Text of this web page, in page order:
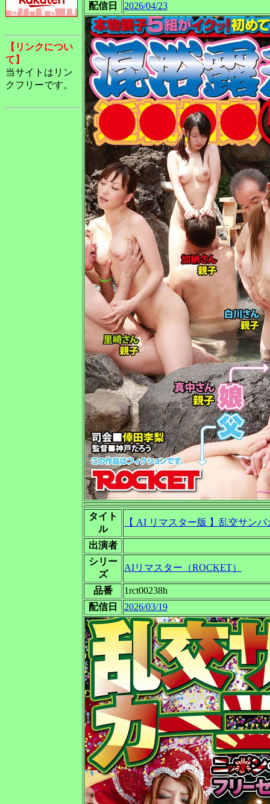
【リンクについ
て】
当サイトはリン
クフリーです。
配信日
2026/04/23
タイト
ル
【 AI リマスター版 】乱交サン
出演者
シリー
ズ
AIリマスター（ROCKET）
品番
1rct00238h
配信日
2026/03/19